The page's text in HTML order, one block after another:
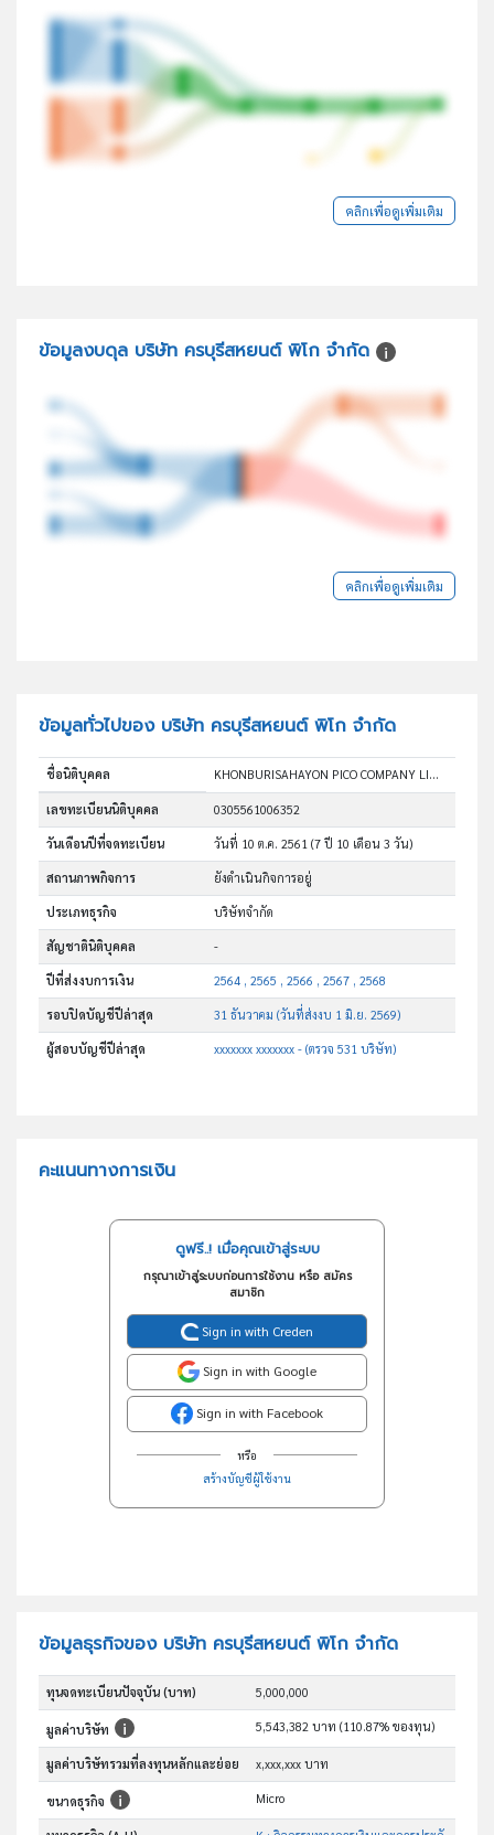
คลิกเพื่อดูเพิ่มเติม
ข้อมูลงบดุล บริษัท ครบุรีสหยนต์ พิโก จำกัด
คลิกเพื่อดูเพิ่มเติม
ข้อมูลทั่วไปของ บริษัท ครบุรีสหยนต์ พิโก จำกัด
ชื่อนิติบุคคล KHONBURISAHAYON PICO COMPANY LIMITED
เลขทะเบียนนิติบุคคล 0305561006352
วันเดือนปีที่จดทะเบียน วันที่ 10 ต.ค. 2561(7 ปี 10 เดือน 3 วัน)
สถานภาพกิจการ ยังดำเนินกิจการอยู่
ประเภทธุรกิจ บริษัทจำกัด
สัญชาตินิติบุคคล -
ปีที่ส่งงบการเงิน 2564 , 2565 , 2566 , 2567 , 2568
รอบปิดบัญชีปีล่าสุด 31 ธันวาคม (วันที่ส่งงบ 1 มิ.ย. 2569)
ผู้สอบบัญชีปีล่าสุด xxxxxxx xxxxxxx - (ตรวจ 531 บริษัท)
คะแนนทางการเงิน
ดูฟรี..! เมื่อคุณเข้าสู่ระบบ
กรุณาเข้าสู่ระบบก่อนการใช้งาน หรือ สมัคร
สมาชิก
Sign in with Creden
Sign in with Google
Sign in with Facebook
หรือ
สร้างบัญชีผู้ใช้งาน
ข้อมูลธุรกิจของ บริษัท ครบุรีสหยนต์ พิโก จำกัด
ทุนจดทะเบียนปัจจุบัน (บาท) 5,000,000
มูลค่าบริษัท 5,543,382 บาท (110.87% ของทุน)
มูลค่าบริษัทรวมที่ลงทุนหลักและย่อย x,xxx,xxx บาท
ขนาดธุรกิจ Micro